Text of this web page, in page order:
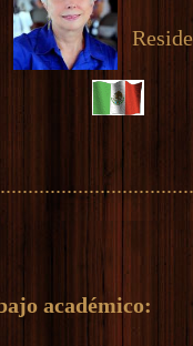
académico: